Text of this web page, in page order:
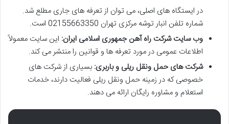
در ایستگاه های اصلی، می توان از تعرفه های جاری مطلع شد.
شماره تلفن انبار توشه مرکزی تهران 02155663350 است.
وب سایت شرکت راه آهن جمهوری اسلامی ایران: این سایت معمولاً
اطلاعات عمومی در مورد تعرفه ها و قوانین را منتشر می کند.
شرکت های حمل ونقل ریلی و باربری: بسیاری از شرکت های
خصوصی که در زمینه حمل ونقل ریلی فعالیت دارند، خدمات
استعلام و مشاوره رایگان ارائه می دهند.